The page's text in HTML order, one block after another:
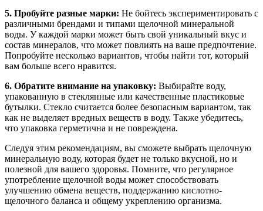
5. Пробуйте разные марки: Не бойтесь экспериментировать с
различными брендами и типами щелочной минеральной
воды. У каждой марки может быть свой уникальный вкус и
состав минералов, что может повлиять на ваше предпочтение.
Попробуйте несколько вариантов, чтобы найти тот, который
вам больше всего нравится.
6. Обратите внимание на упаковку: Выбирайте воду,
упакованную в стеклянные или качественные пластиковые
бутылки. Стекло считается более безопасным вариантом, так
как не выделяет вредных веществ в воду. Также убедитесь,
что упаковка герметична и не повреждена.
Следуя этим рекомендациям, вы сможете выбрать щелочную
минеральную воду, которая будет не только вкусной, но и
полезной для вашего здоровья. Помните, что регулярное
употребление щелочной воды может способствовать
улучшению обмена веществ, поддержанию кислотно-
щелочного баланса и общему укреплению организма.